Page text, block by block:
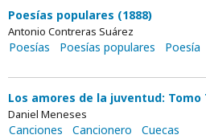
Poesías populares (1888)
Antonio Contreras Suárez
Poesías Poesías populares
Poesía
Los amores de la juventud: Tomo
Daniel Meneses
Canciones Cancionero
Cuecas